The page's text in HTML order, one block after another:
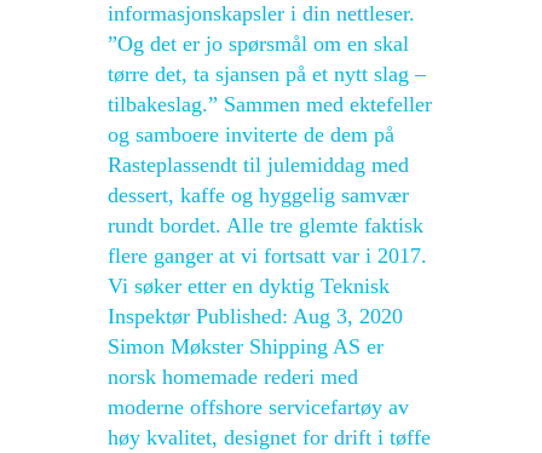
informasjonskapsler i din nettleser.
”Og det er jo spørsmål om en skal
tørre det, ta sjansen på et nytt slag –
tilbakeslag.” Sammen med ektefeller
og samboere inviterte de dem på
Rasteplassendt til julemiddag med
dessert, kaffe og hyggelig samvær
rundt bordet. Alle tre glemte faktisk
flere ganger at vi fortsatt var i 2017.
Vi søker etter en dyktig Teknisk
Inspektør Published: Aug 3, 2020
Simon Møkster Shipping AS er
norsk homemade rederi med
moderne offshore servicefartøy av
høy kvalitet, designet for drift i tøffe